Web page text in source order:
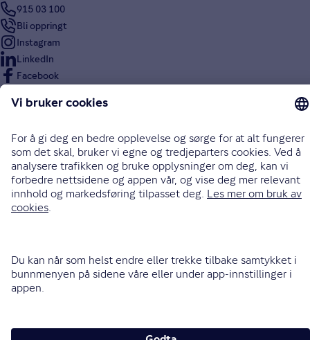
915 03 100
Bli oppringt
Instagram
LinkedIn
Facebook
Personvern og sikkerhet
Vilkår for bruk av nettsidene
Tilgjengelighetserklæring
Sammenlign prisene våre med andre selskaper på
Finansportalen.no